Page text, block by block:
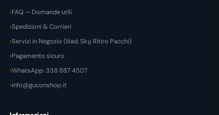
FAQ — Domande utili
Spedizioni & Corrieri
Servizi in Negozio (Iliad, Sky, Ritiro Pacchi)
Pagamento sicuro
WhatsApp: 338 887 4507
info@guconshop.it